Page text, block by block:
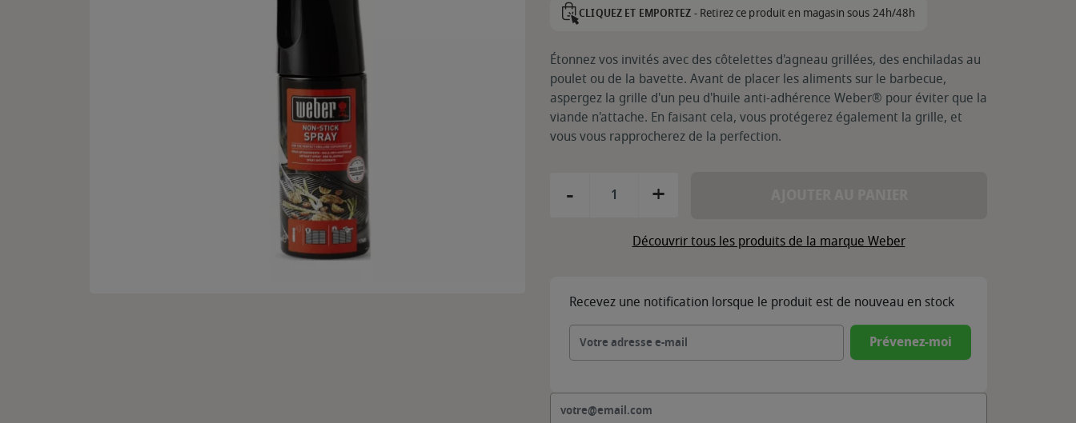
CLIQUEZ ET EMPORTEZ -Retirez ce produit en magasin sous 24h/48h
Étonnez vos invités avec des côtelettes d'agneau grillées, des enchiladas au
poulet ou de la bavette. Avant de placer les aliments sur le barbecue,
aspergez la grille d'un peu d'huile anti-adhérence Weber® pour éviter que la
viande n'attache. En faisant cela, vous protégerez également la grille, et
vous vous rapprocherez de la perfection.
- +
Découvrir tous les produits de la marque Weber
Recevez une notification lorsque le produit est de nouveau en stock
Prévenez-moi